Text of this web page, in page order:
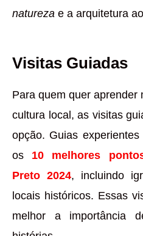
natureza e a arquitetura
Visitas Guiadas
Para quem quer
cultura local, as visitas
opção. Guias
os 10 melhores
Preto 2024, incluindo
locais históricos. Essas
melhor a importância